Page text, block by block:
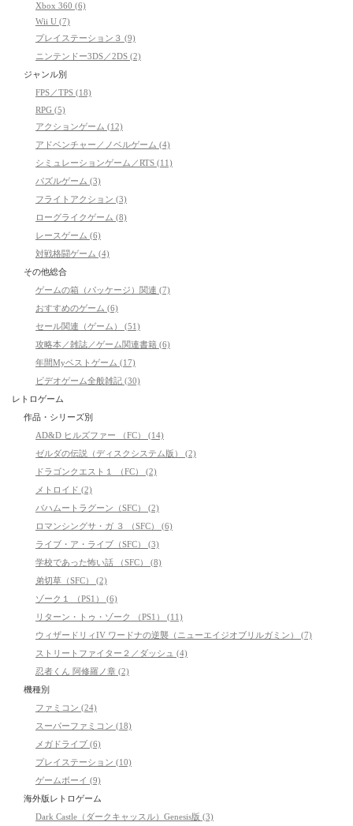
Xbox 360 (6)
Wii U (7)
プレイステーション３ (9)
ニンテンドー3DS／2DS (2)
ジャンル別
FPS／TPS (18)
RPG (5)
アクションゲーム (12)
アドベンチャー／ノベルゲーム (4)
シミュレーションゲーム／RTS (11)
パズルゲーム (3)
フライトアクション (3)
ローグライクゲーム (8)
レースゲーム (6)
対戦格闘ゲーム (4)
その他総合
ゲームの箱（パッケージ）関連 (7)
おすすめのゲーム (6)
セール関連（ゲーム） (51)
攻略本／雑誌／ゲーム関連書籍 (6)
年間Myベストゲーム (17)
ビデオゲーム全般雑記 (30)
レトロゲーム
作品・シリーズ別
AD&D ヒルズファー （FC） (14)
ゼルダの伝説（ディスクシステム版） (2)
ドラゴンクエスト１ （FC） (2)
メトロイド (2)
バハムートラグーン（SFC） (2)
ロマンシングサ・ガ ３ （SFC） (6)
ライブ・ア・ライブ（SFC） (3)
学校であった怖い話 （SFC） (8)
弟切草（SFC） (2)
ゾーク１ （PS1） (6)
リターン・トゥ・ゾーク （PS1） (11)
ウィザードリィIV ワードナの逆襲（ニューエイジオブリルガミン） (7)
ストリートファイター２／ダッシュ (4)
忍者くん 阿修羅ノ章 (2)
機種別
ファミコン (24)
スーパーファミコン (18)
メガドライブ (6)
プレイステーション (10)
ゲームボーイ (9)
海外版レトロゲーム
Dark Castle（ダークキャッスル）Genesis版 (3)